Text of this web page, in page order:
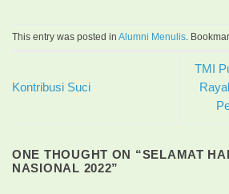
This entry was posted in Alumni Menulis .
Kontribusi Suci
TMI
ONE THOUGHT ON “SELAMAT
NASIONAL 2022”